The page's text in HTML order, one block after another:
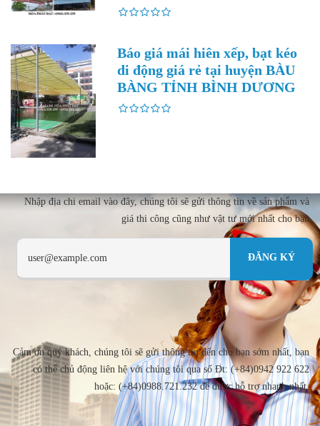
Báo giá mái hiên xếp, bạt kéo
di động giá rẻ tại huyện BÀU
BÀNG TỈNH BÌNH DƯƠNG
Nhập địa chi email vào đây, chúng tôi sẽ gửi thông tin về sản phẩm và
giá thi công cũng như vật tư mới nhất cho bạn
Cảm ơn quý khách, chúng tôi sẽ gửi thông tin đến cho bạn sớm nhất, bạn
có thể chủ động liên hệ với chúng tôi qua số Đt: (+84)0942 922 622
hoặc: (+84)0988.721.232 để được hỗ trợ nhanh nhất.